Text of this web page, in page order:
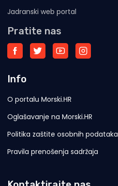
Jadranski web portal
Pratite nas
Info
O portalu Morski.HR
Oglašavanje na Morski.HR
Politika zaštite osobnih podataka
Pravila prenošenja sadržaja